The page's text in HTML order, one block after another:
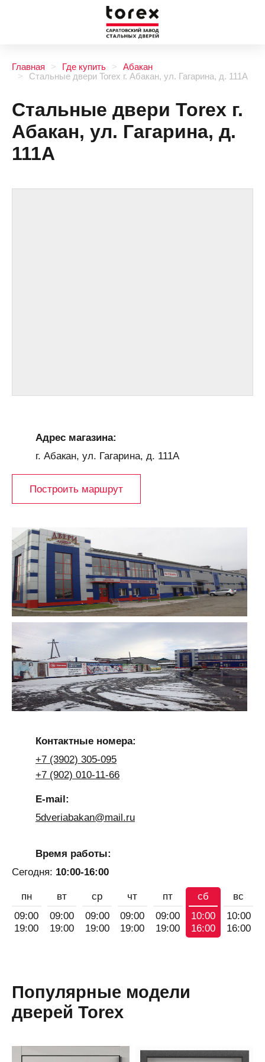
Главная Где купить
Абакан
Стальные двери Torex г. Абакан, ул. Гагарина, д. 111А
Стальные двери Torex г.
Абакан, ул. Гагарина, д.
111А
Адрес магазина:
г. Абакан, ул. Гагарина, д. 111А
Построить маршрут
Контактные номера:
+7 (3902) 305-095
+7 (902) 010-11-66
E-mail:
5dveriabakan@mail.ru
Время работы:
Сегодня: 10:00-16:00
пн
09:00
19:00
вт
09:00
19:00
ср
09:00
19:00
чт
09:00
19:00
пт
09:00
19:00
сб
10:00
16:00
вс
10:00
16:00
Популярные модели
дверей Torex